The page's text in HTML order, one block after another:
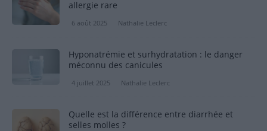
allergie rare
6 août 2025 Nathalie Leclerc
Hyponatrémie et surhydratation : le danger
méconnu des canicules
4 juillet 2025 Nathalie Leclerc
Quelle est la différence entre diarrhée et
selles molles ?